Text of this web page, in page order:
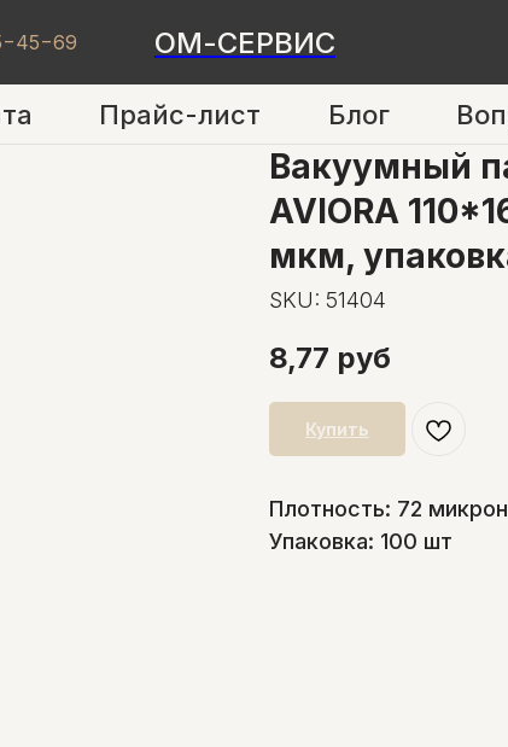
ОМ-СЕРВИС
Прайс-лист Блог
Вакуумный
AVIORA
мкм,
SKU: 51404
8,77 руб
Купить
Плотность: 72 микрон
Упаковка: 100 шт